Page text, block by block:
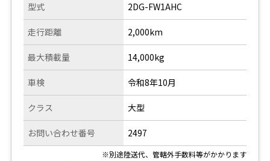
型式
走行距離
2DG-FW1AHC
2,000km
最大積載量
車検
クラス
お問い合わせ番号
14,000kg
令和8年10月
大型
2497
※別途陸送代、管轄外手数料等がかかります